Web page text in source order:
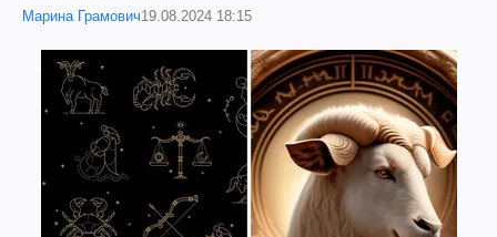
Марина Грамович19.08.2024 18:15